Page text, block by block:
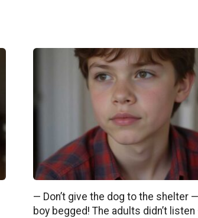
— Don’t give the dog to the shelter
boy begged! The adults didn’t listen